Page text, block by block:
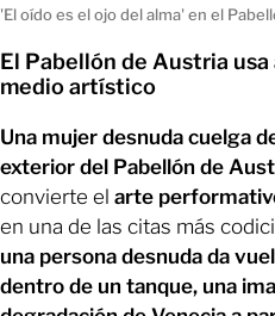
'El oído es el ojo del alma' en el
El Pabellón de Austria
medio artístico
Una mujer desnuda cuelga
exterior del Pabellón de
convierte el arte
en una de las citas más
una persona desnuda da
dentro de un tanque, una